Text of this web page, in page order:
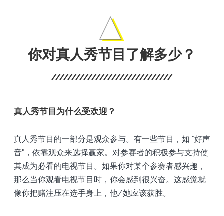
你对真人秀节目了解多少？
真人秀节目为什么受欢迎？
真人秀节目的一部分是观众参与。有一些节目，如 "好声
音"，依靠观众来选择赢家。对参赛者的积极参与支持使
其成为必看的电视节目。如果你对某个参赛者感兴趣，
那么当你观看电视节目时，你会感到很兴奋。这感觉就
像你把赌注压在选手身上，他/她应该获胜。